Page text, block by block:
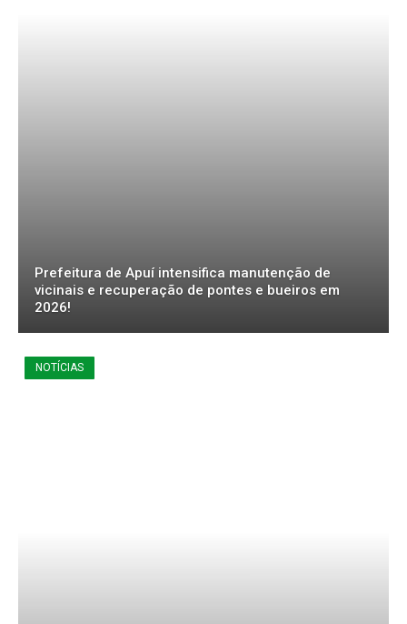
Prefeitura de Apuí intensifica manutenção de
vicinais e recuperação de pontes e bueiros em
2026!
NOTÍCIAS